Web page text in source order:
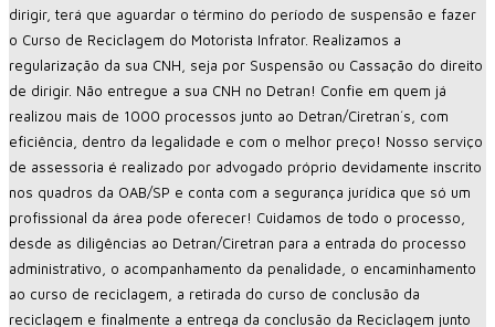
dirigir, terá que aguardar o término do período de suspensão e fazer
o Curso de Reciclagem do Motorista Infrator. Realizamos a
regularização da sua CNH, seja por Suspensão ou Cassação do direito
de dirigir. Não entregue a sua CNH no Detran! Confie em quem já
realizou mais de 1000 processos junto ao Detran/Ciretran´s, com
eficiência, dentro da legalidade e com o melhor preço! Nosso serviço
de assessoria é realizado por advogado próprio devidamente inscrito
nos quadros da OAB/SP e conta com a segurança jurídica que só um
profissional da área pode oferecer! Cuidamos de todo o processo,
desde as diligências ao Detran/Ciretran para a entrada do processo
administrativo, o acompanhamento da penalidade, o encaminhamento
ao curso de reciclagem, a retirada do curso de conclusão da
reciclagem e finalmente a entrega da conclusão da Reciclagem junto